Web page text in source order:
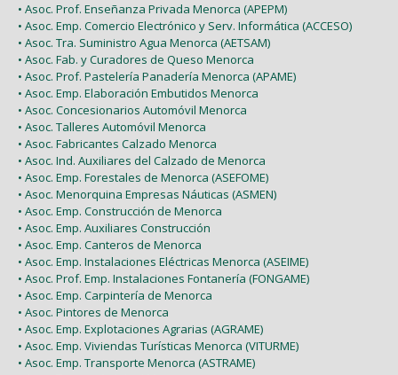
• Asoc. Prof. Enseñanza Privada Menorca (APEPM)
• Asoc. Emp. Comercio Electrónico y Serv. Informática (ACCESO)
• Asoc. Tra. Suministro Agua Menorca (AETSAM)
• Asoc. Fab. y Curadores de Queso Menorca
• Asoc. Prof. Pastelería Panadería Menorca (APAME)
• Asoc. Emp. Elaboración Embutidos Menorca
• Asoc. Concesionarios Automóvil Menorca
• Asoc. Talleres Automóvil Menorca
• Asoc. Fabricantes Calzado Menorca
• Asoc. Ind. Auxiliares del Calzado de Menorca
• Asoc. Emp. Forestales de Menorca (ASEFOME)
• Asoc. Menorquina Empresas Náuticas (ASMEN)
• Asoc. Emp. Construcción de Menorca
• Asoc. Emp. Auxiliares Construcción
• Asoc. Emp. Canteros de Menorca
• Asoc. Emp. Instalaciones Eléctricas Menorca (ASEIME)
• Asoc. Prof. Emp. Instalaciones Fontanería (FONGAME)
• Asoc. Emp. Carpintería de Menorca
• Asoc. Pintores de Menorca
• Asoc. Emp. Explotaciones Agrarias (AGRAME)
• Asoc. Emp. Viviendas Turísticas Menorca (VITURME)
• Asoc. Emp. Transporte Menorca (ASTRAME)